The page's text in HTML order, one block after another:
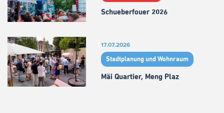
Schueberfouer 2026
17.07.2026
Stadtplanung und Wohnraum
Mäi Quartier, Meng Plaz